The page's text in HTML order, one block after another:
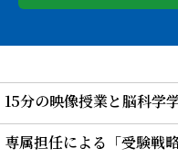
15分の映像授業と脳科学
専属担任による「受験戦